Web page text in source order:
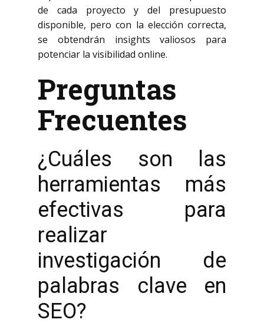
de cada proyecto y del presupuesto
disponible, pero con la elección correcta,
se obtendrán insights valiosos para
potenciar la visibilidad online.
Preguntas
Frecuentes
¿Cuáles son las
herramientas más
efectivas para
realizar
investigación de
palabras clave en
SEO?